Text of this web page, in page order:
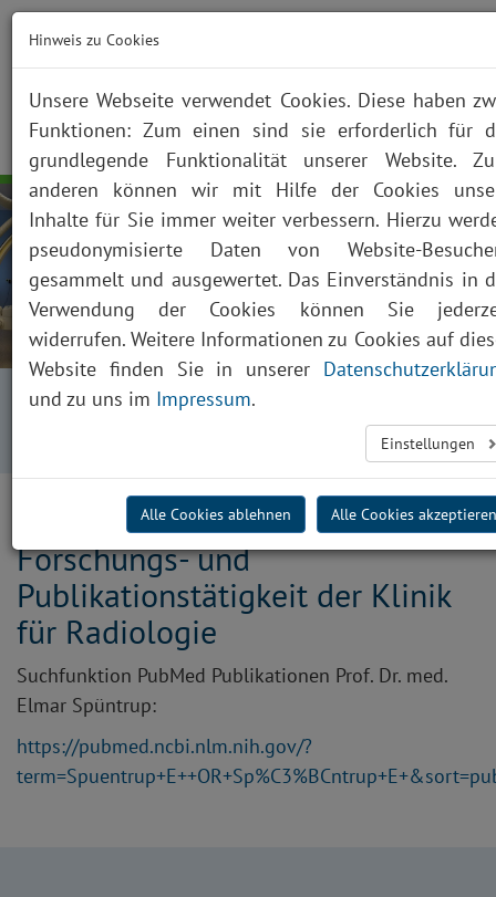
NOTFALL KONTAKT ANFAHRT JOBS SUCHE
Startseite
Fachabteilungen
Kliniken, Institute und Funktionsbereiche
Forschungs- und
Publikationstätigkeit der Klinik
für Radiologie
Suchfunktion PubMed Publikationen Prof. Dr. med.
Elmar Spüntrup:
https://pubmed.ncbi.nlm.nih.gov/?
Hinweis zu Cookies
Unsere Webseite verwendet Cookies. Diese haben
Funktionen: Zum einen sind sie erforderlich für
grundlegende Funktionalität unserer Website.
anderen können wir mit Hilfe der Cookies
Inhalte für Sie immer weiter verbessern. Hierzu
pseudonymisierte Daten von Website-
gesammelt und ausgewertet. Das Einverständnis in
Verwendung der Cookies können Sie
widerrufen. Weitere Informationen zu Cookies auf
Website finden Sie in unserer
und zu uns im Impressum.
Einstellungen
Alle Cookies ablehnen Alle Cookies akzeptieren